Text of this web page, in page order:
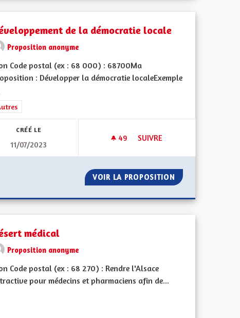
citoyenne
ENFANCE
DE LA PETITE ENFANCE
de la démocratie locale
Proposition anonyme
Code postal (ex : 68 000) : 68700Ma
: Développer la démocratie localeExemple
les résultats de la catégorie : Autres
CRÉÉ LE
11/07/2023
49 49 ABONNÉS
SUIVRE
VOIR LA PROPOSITION
citoyenne
médical
Proposition anonyme
Code postal (ex : 68 270) : Rendre l'Alsace
pour médecins et pharmaciens afin de...